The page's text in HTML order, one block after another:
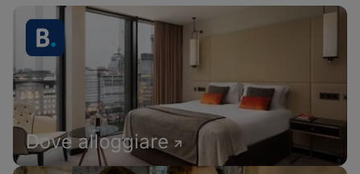
Dove alloggiare